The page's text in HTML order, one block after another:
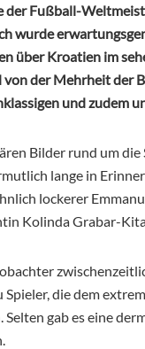
der Fußball-
wurde
über Kroatien im
von der Mehrheit der
und zudem
Bilder rund um
lange in
lockerer
Kolinda Grabar-
Spieler, die dem
gab es eine